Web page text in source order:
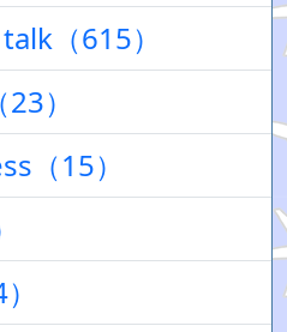
（615）
）
（15）